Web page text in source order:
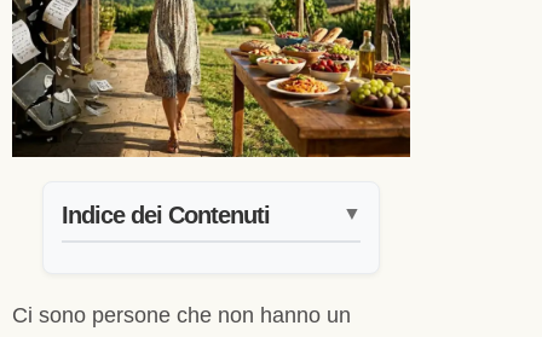
Indice dei Contenuti ▼
Ci sono persone che non hanno un